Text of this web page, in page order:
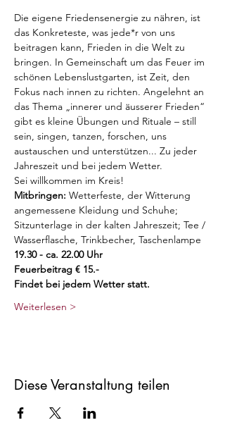
Die eigene Friedensenergie zu nähren, ist
das Konkreteste, was jede*r von uns
beitragen kann, Frieden in die Welt zu
bringen. In Gemeinschaft um das Feuer im
schönen Lebenslustgarten, ist Zeit, den
Fokus nach innen zu richten. Angelehnt an
das Thema „innerer und äusserer Frieden“
gibt es kleine Übungen und Rituale – still
sein, singen, tanzen, forschen, uns
austauschen und unterstützen... Zu jeder
Jahreszeit und bei jedem Wetter.
Sei willkommen im Kreis!
Mitbringen: Wetterfeste, der Witterung
angemessene Kleidung und Schuhe;
Sitzunterlage in der kalten Jahreszeit; Tee /
Wasserflasche, Trinkbecher, Taschenlampe
19.30 - ca. 22.00 Uhr
Feuerbeitrag € 15.-
Findet bei jedem Wetter statt.
Weiterlesen >
Diese Veranstaltung teilen